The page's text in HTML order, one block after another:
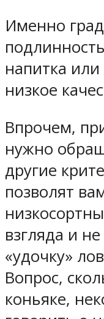
Именно
напитка
низкое
Впрочем,
нужно
другие
позволят
взгляда и
«удочку»
Вопрос,
коньяке,